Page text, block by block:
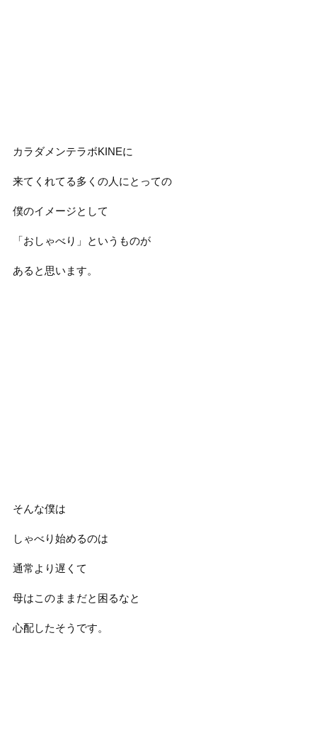
カラダメンテラボKINEに
来てくれてる多くの人にとっての
僕のイメージとして
「おしゃべり」というものが
あると思います。
そんな僕は
しゃべり始めるのは
通常より遅くて
母はこのままだと困るなと
心配したそうです。